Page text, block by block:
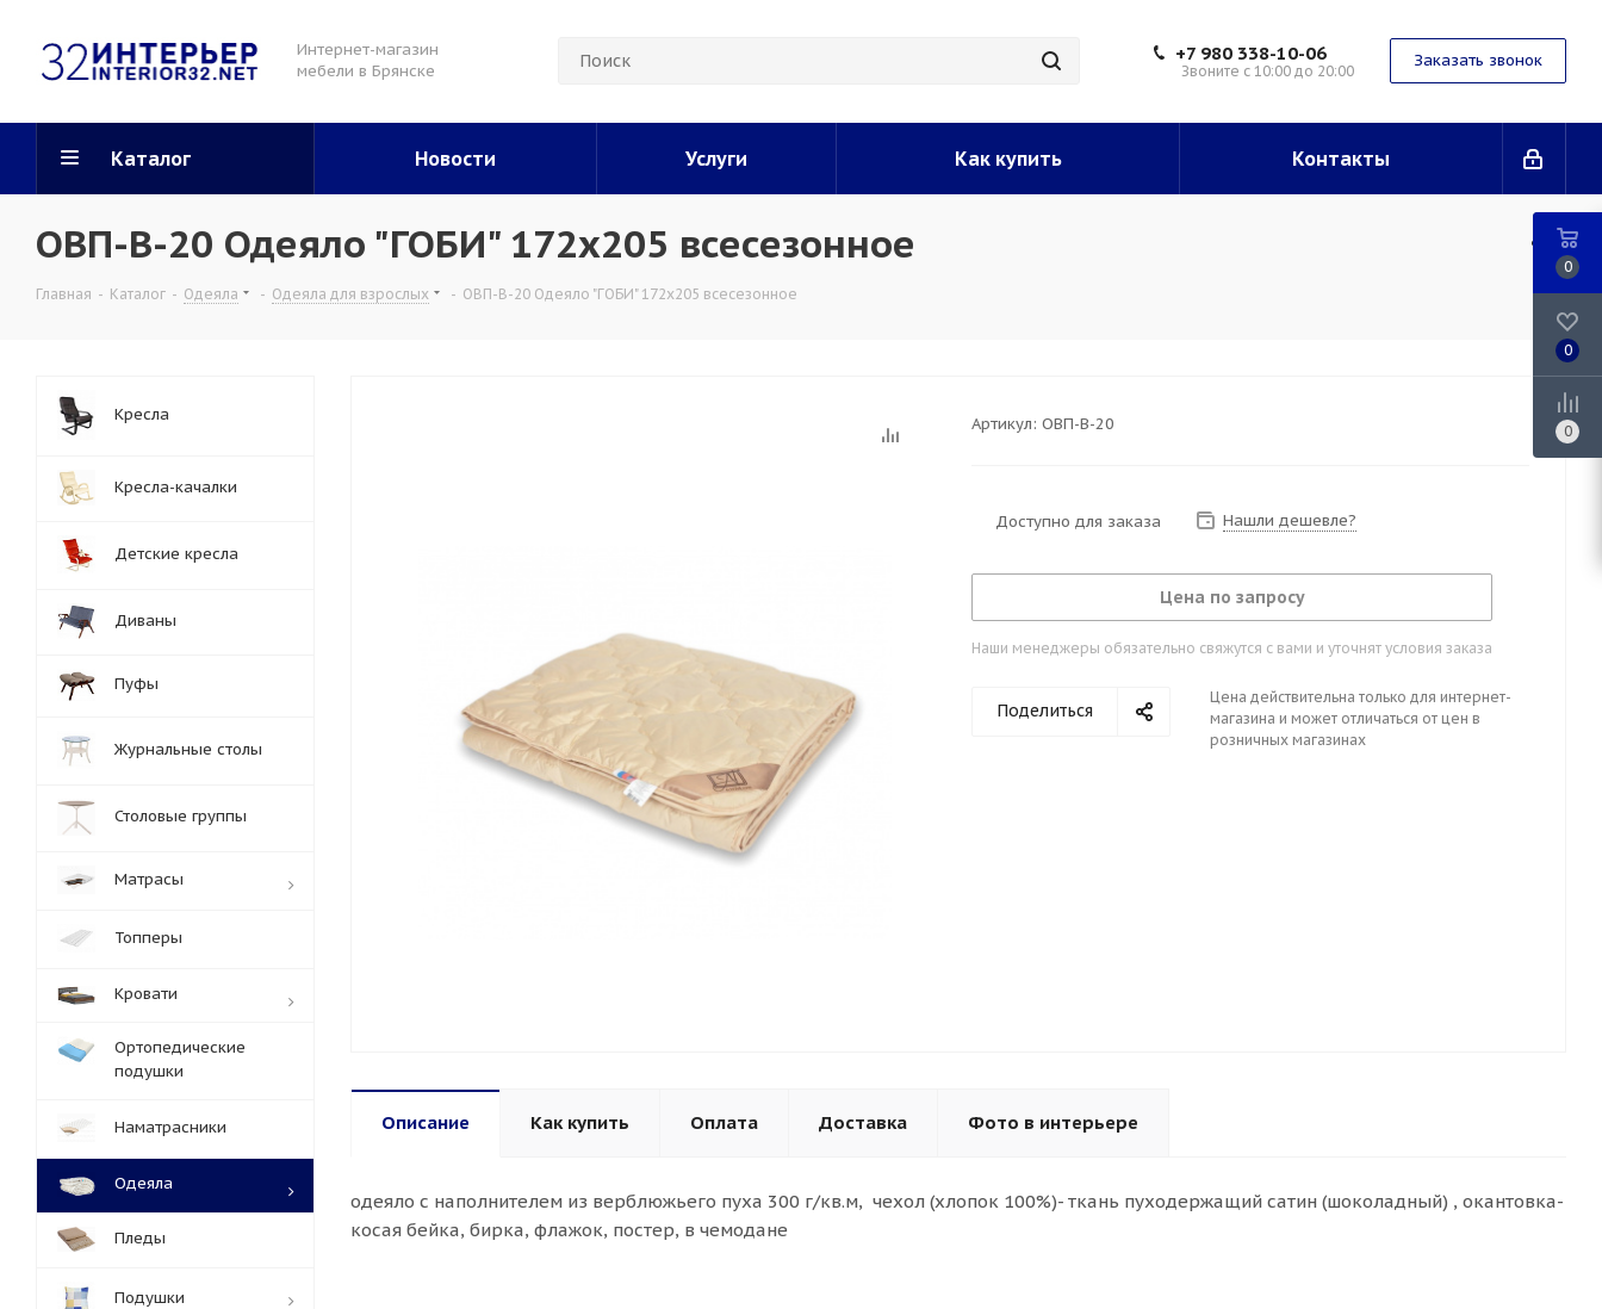
Интернет-магазин
мебели в Брянске
+7 980 338-10-06
Звоните с 10:00 до 20:00
Заказать звонок
Каталог Новости Услуги Как купить Контакты
ОВП-В-20 Одеяло "ГОБИ" 172х205 всесезонное
Главная - Каталог - Одеяла - Одеяла для взрослых - ОВП-В-20 Одеяло "ГОБИ" 172х205 всесезонное
Артикул: ОВП-В-20
Доступно для заказа Нашли дешевле?
Цена по запросу
Наши менеджеры обязательно свяжутся с вами и уточнят условия заказа
Поделиться
Цена действительна только для интернет-
магазина и может отличаться от цен в
розничных магазинах
Описание Как купить Оплата Доставка Фото в интерьере
одеяло с наполнителем из верблюжьего пуха 300 г/кв.м, чехол (хлопок 100%)- ткань пуходержащий сатин (шоколадный) , окантовка-
косая бейка, бирка, флажок, постер, в чемодане
Кресла
Кресла-качалки
Детские кресла
Диваны
Пуфы
Журнальные столы
Столовые группы
Матрасы
Топперы
Кровати
Ортопедические
подушки
Наматрасники
Одеяла
Пледы
Подушки
0
0
0